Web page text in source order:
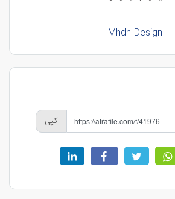
Mhdh Design
کپی